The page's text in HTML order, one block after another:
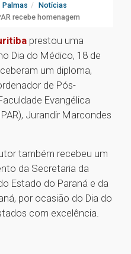
Palmas
Notícias
recebe homenagem
prestou uma
Dia do Médico, 18 de
um diploma,
de Pós-
Evangélica
Jurandir Marcondes
também recebeu um
da Secretaria da
Estado do Paraná e da
por ocasião do Dia do
com excelência.